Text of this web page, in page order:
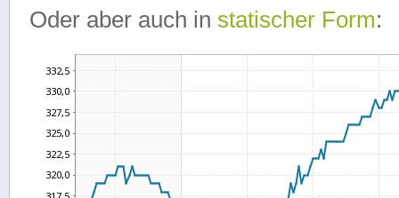
Oder aber auch in statischer Form: